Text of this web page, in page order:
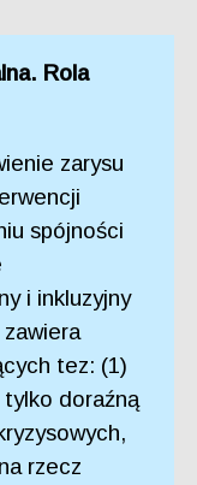
Rola
zarysu
spójności
i inkluzyjny
tez: (1)
doraźną
rzecz